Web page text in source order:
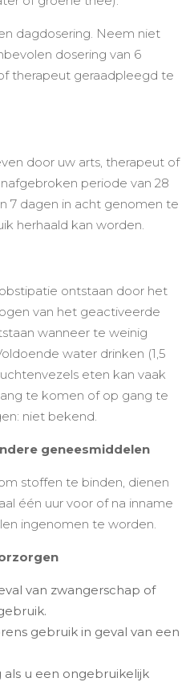
dagdosering. Neem niet
dosering van 6
therapeut geraadpleegd te
door uw arts, therapeut of
periode van 28
7 dagen in acht genomen te
herhaald kan worden.
ontstaan door het
van het geactiveerde
wanneer te weinig
water drinken (1,5
eten kan vaak
te komen of op gang te
niet bekend.
geneesmiddelen
stoffen te binden, dienen
één uur voor of na inname
ingenomen te worden.
van zwangerschap of
gebruik in geval van een
als u een ongebruikelijk